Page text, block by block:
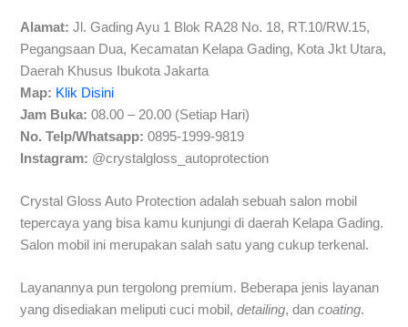
Alamat:Jl. Gading Ayu 1 Blok RA28 No. 18, RT.10/RW.15,
Pegangsaan Dua, Kecamatan Kelapa Gading, Kota Jkt Utara,
Daerah Khusus Ibukota Jakarta
Map: Klik Disini
Jam Buka:08.00 – 20.00 (Setiap Hari)
No. Telp/Whatsapp:0895-1999-9819
Instagram: @crystalgloss_autoprotection
Crystal Gloss Auto Protection adalah sebuah salon mobil
tepercaya yang bisa kamu kunjungi di daerah Kelapa Gading.
Salon mobil ini merupakan salah satu yang cukup terkenal.
Layanannya pun tergolong premium. Beberapa jenis layanan
yang disediakan meliputi cuci mobil,detailing, dancoating.